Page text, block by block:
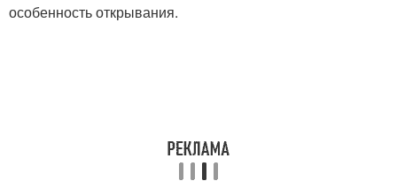
особенность открывания.